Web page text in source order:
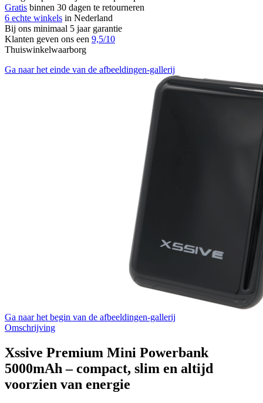
Gratis binnen 30 dagen te retourneren
6 echte winkels in Nederland
Bij ons minimaal 5 jaar garantie
Klanten geven ons een 9,5/10
Thuiswinkelwaarborg
Ga naar het einde van de afbeeldingen-gallerij
Ga naar het begin van de afbeeldingen-gallerij
Omschrijving
Xssive Premium Mini Powerbank
5000mAh – compact, slim en altijd
voorzien van energie